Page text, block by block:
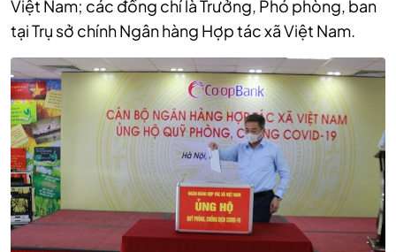
Việt Nam; các đồng chí là Trưởng, Phó phòng, ban
tại Trụ sở chính Ngân hàng Hợp tác xã Việt Nam.